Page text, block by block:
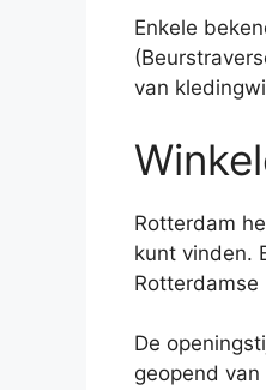
Enkele
van
Rotterdam
kunt vinden.
Rotterdamse
De
geopend